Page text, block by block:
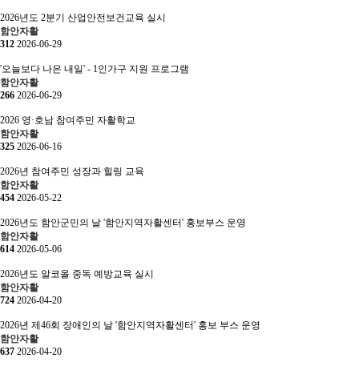
2026년도 2분기 산업안전보건교육 실시
함안자활
312 2026-06-29
'오늘보다 나은 내일' - 1인가구 지원 프로그램
함안자활
266 2026-06-29
2026 영·호남 참여주민 자활학교
함안자활
325 2026-06-16
2026년 참여주민 성장과 힐링 교육
함안자활
454 2026-05-22
2026년도 함안군민의 날 '함안지역자활센터' 홍보부스 운영
함안자활
614 2026-05-06
2026년도 알코올 중독 예방교육 실시
함안자활
724 2026-04-20
2026년 제46회 장애인의 날 '함안지역자활센터' 홍보 부스 운영
함안자활
637 2026-04-20